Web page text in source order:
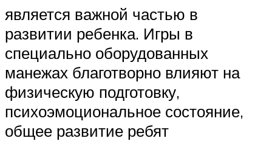
является важной частью в
развитии ребенка. Игры в
специально оборудованных
манежах благотворно влияют на
физическую подготовку,
психоэмоциональное состояние,
общее развитие ребят